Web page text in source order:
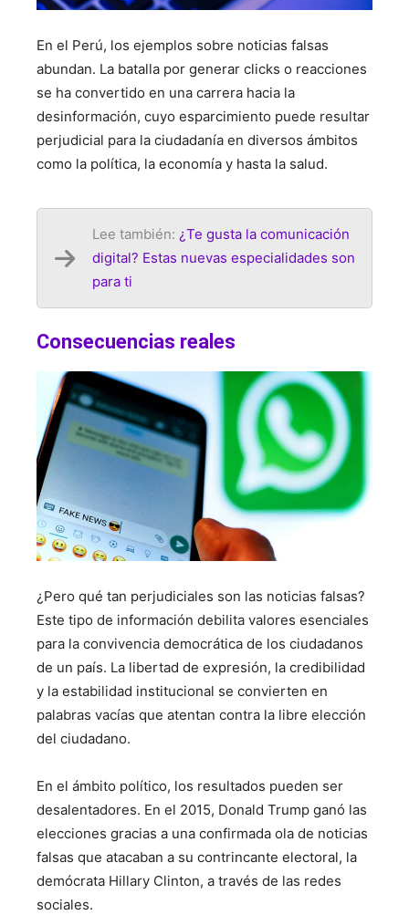
En el Perú, los ejemplos sobre noticias falsas
abundan. La batalla por generar clicks o reacciones
se ha convertido en una carrera hacia la
desinformación, cuyo esparcimiento puede resultar
perjudicial para la ciudadanía en diversos ámbitos
como la política, la economía y hasta la salud.
Lee también: ¿Te gusta la comunicación
digital? Estas nuevas especialidades son
para ti
Consecuencias reales
¿Pero qué tan perjudiciales son las noticias falsas?
Este tipo de información debilita valores esenciales
para la convivencia democrática de los ciudadanos
de un país. La libertad de expresión, la credibilidad
y la estabilidad institucional se convierten en
palabras vacías que atentan contra la libre elección
del ciudadano.
En el ámbito político, los resultados pueden ser
desalentadores. En el 2015, Donald Trump ganó las
elecciones gracias a una confirmada ola de noticias
falsas que atacaban a su contrincante electoral, la
demócrata Hillary Clinton, a través de las redes
sociales.